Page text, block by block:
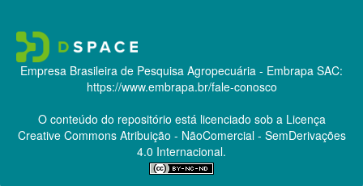
Empresa Brasileira de Pesquisa Agropecuária - Embrapa SAC:
https://www.embrapa.br/fale-conosco
O conteúdo do repositório está licenciado sob a Licença
Creative CommonsAtribuição - NãoComercial - SemDerivações
4.0 Internacional.